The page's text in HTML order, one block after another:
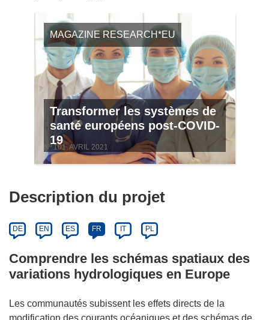
MAGAZINE RESEARCH*EU
Transformer les systèmes de
santé européens post-COVID-
19
Nº 101, AVRIL 2021
Description du projet
DE EN ES FR IT PL
Comprendre les schémas spatiaux des
variations hydrologiques en Europe
Les communautés subissent les effets directs de la